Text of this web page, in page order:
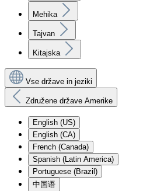
Mehika
Tajvan
Kitajska
Vse države in jeziki
Združene države Amerike
English (US)
English (CA)
French (Canada)
Spanish (Latin America)
Portuguese (Brazil)
中国语